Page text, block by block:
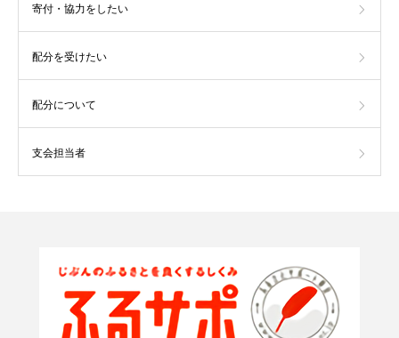
寄付・協力をしたい
配分を受けたい
配分について
支会担当者